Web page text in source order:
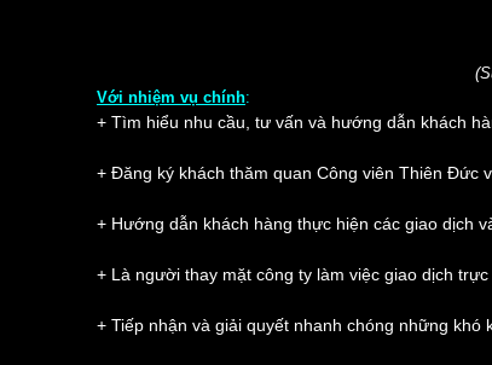
Với nhiệm vụ chính:
+ Tìm hiểu nhu cầu, tư vấn và hướng dẫn khách
+ Đăng ký khách thăm quan Công viên Thiên Đức
+ Hướng dẫn khách hàng thực hiện các giao dịch
+ Là người thay mặt công ty làm việc giao dịch
+ Tiếp nhận và giải quyết nhanh chóng những